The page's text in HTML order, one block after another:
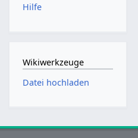
Hilfe
Wikiwerkzeuge
Datei hochladen